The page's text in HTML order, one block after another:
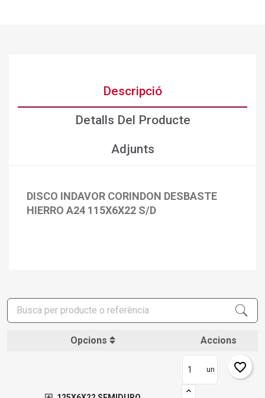
×
×
Descripció
Detalls Del Producte
Adjunts
DISCO INDAVOR CORINDON DESBASTE
HIERRO A24 115X6X22 S/D
Opcions Accions
un favorite_border